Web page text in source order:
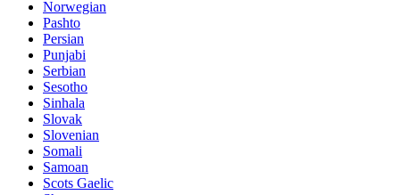
Norwegian
Pashto
Persian
Punjabi
Serbian
Sesotho
Sinhala
Slovak
Slovenian
Somali
Samoan
Scots Gaelic